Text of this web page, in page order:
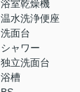
浴室乾燥機
温水洗浄便座
洗面台
シャワー
独立洗面台
浴槽